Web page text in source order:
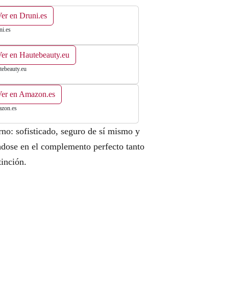
en Druni.es
en Hautebeauty.eu
en Amazon.es
sofisticado, seguro de sí mismo y
en el complemento perfecto tanto